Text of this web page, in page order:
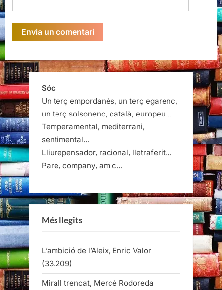
Sóc
Un terç empordanès, un terç egarenc,
un terç solsonenc, català, europeu…
Temperamental, mediterrani,
sentimental…
Lliurepensador, racional, lletraferit…
Pare, company, amic…
Més llegits
L’ambició de l’Aleix, Enric Valor
(33.209)
Mirall trencat, Mercè Rodoreda